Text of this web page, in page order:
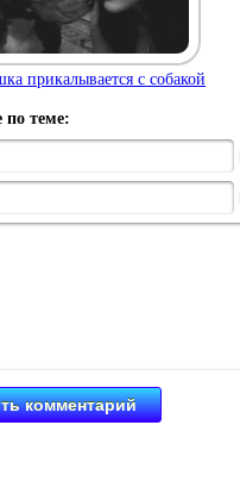
прикалывается с собакой
по теме: